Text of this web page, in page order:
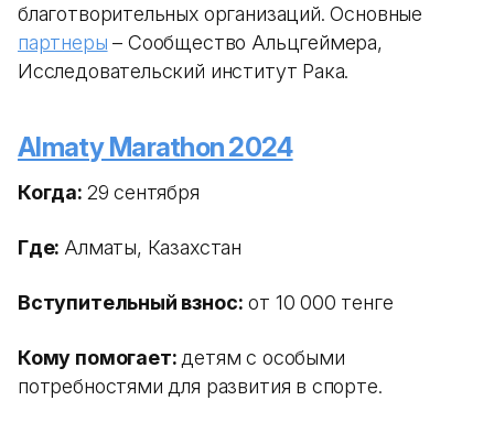
благотворительных организаций. Основные
партнеры – Сообщество Альцгеймера,
Исследовательский институт Рака.
Almaty Marathon 2024
Когда: 29 сентября
Где: Алматы, Казахстан
Вступительный взнос: от 10 000 тенге
Кому помогает: детям с особыми
потребностями для развития в спорте.